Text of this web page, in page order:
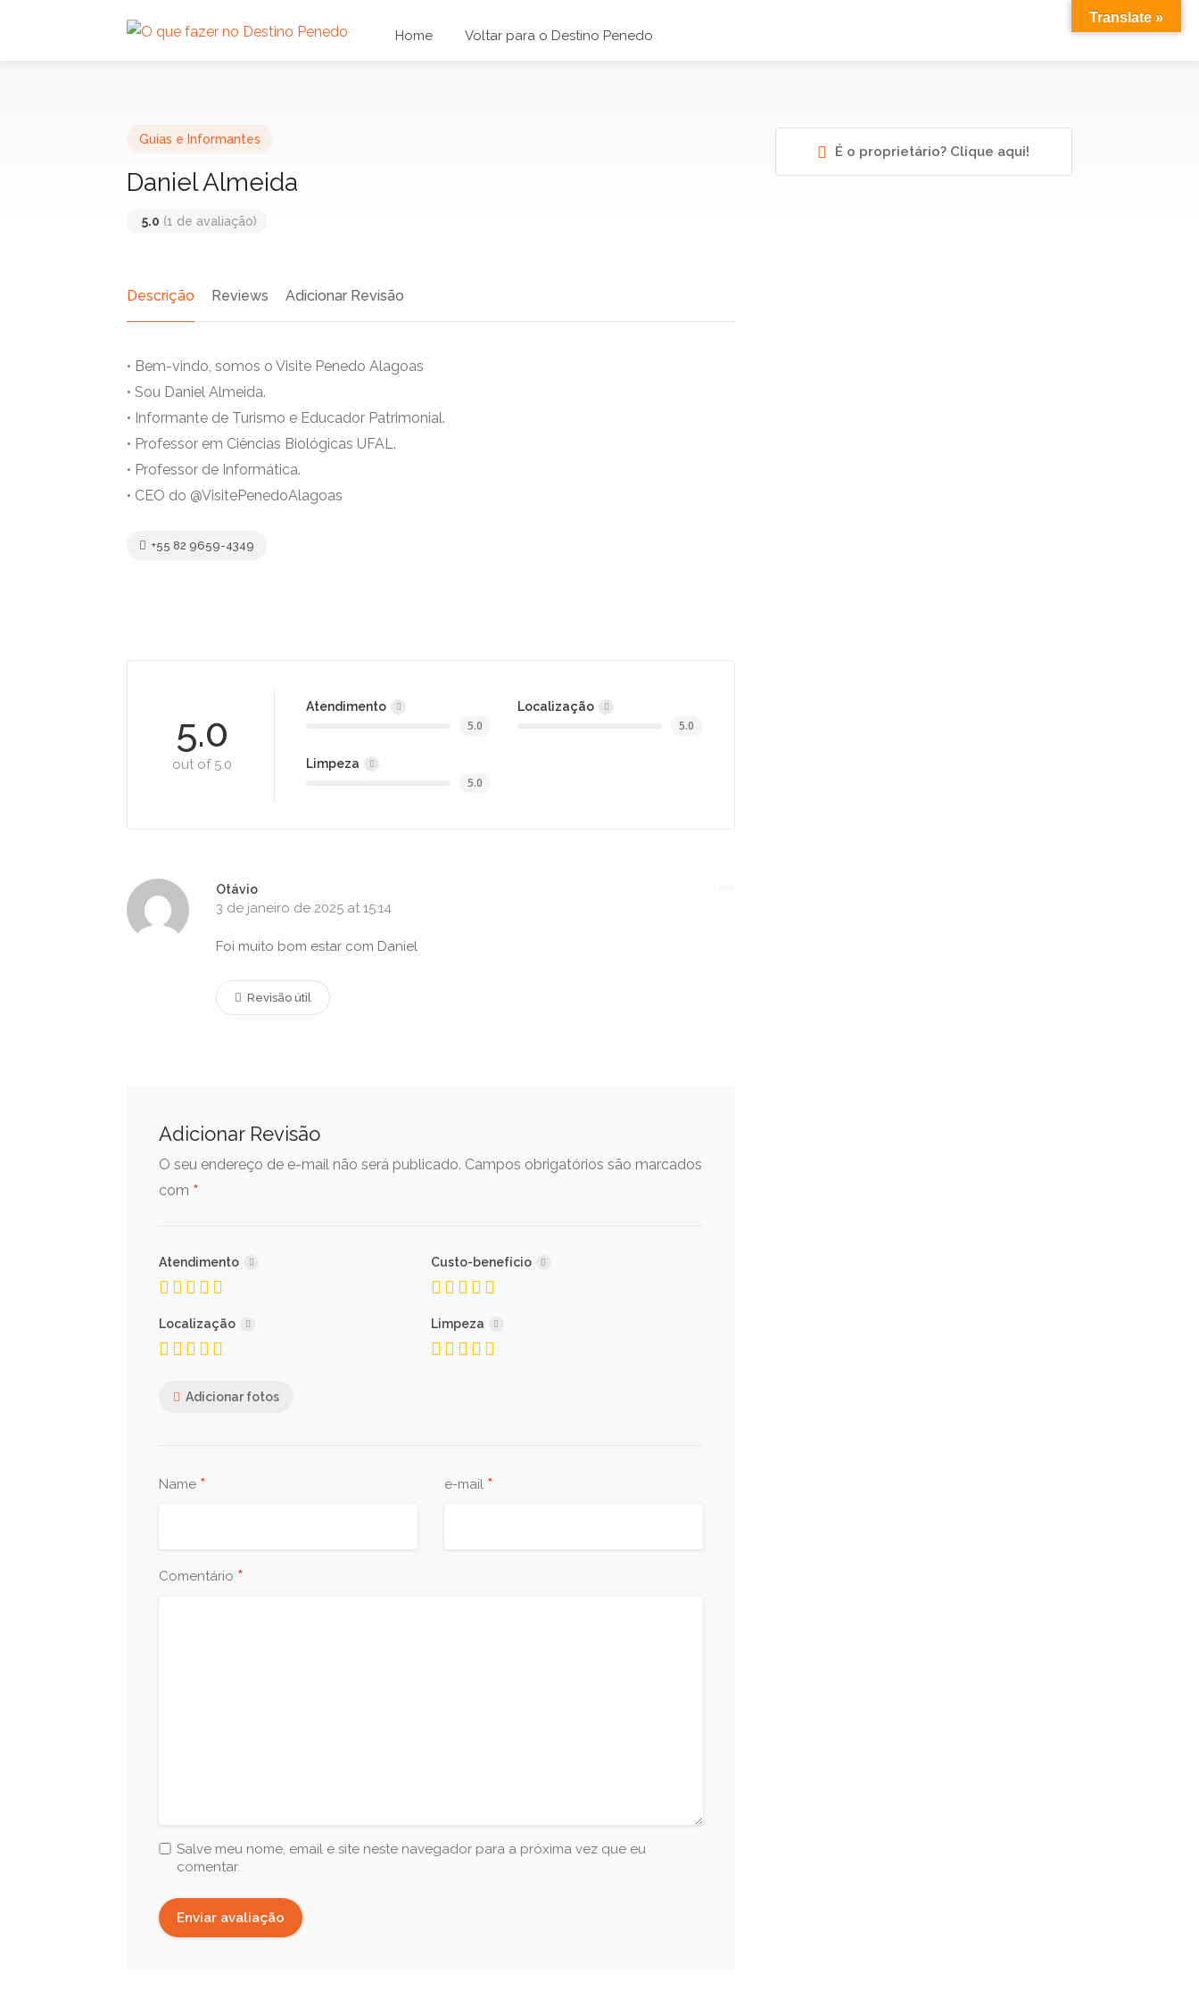
Home Voltar para o Destino Penedo
Guias e Informantes
Daniel Almeida
5.0 (1 de avaliação)
Descrição Reviews Adicionar Revisão
• Bem-vindo, somos o Visite Penedo Alagoas
• Sou Daniel Almeida.
• Informante de Turismo e Educador Patrimonial.
• Professor em Ciências Biológicas UFAL.
• Professor de Informática.
• CEO do @VisitePenedoAlagoas
+55 82 9659-4349
5.0
out of 5.0
Atendimento
5.0
Localização
5.0
Limpeza
5.0
Otávio
3 de janeiro de 2025 at 15:14
Foi muito bom estar com Daniel
Revisão útil
Adicionar Revisão
O seu endereço de e-mail não será publicado. Campos obrigatórios são marcados
com *
Atendimento Custo-benefício
Localização Limpeza
Adicionar fotos
Name * e-mail *
Comentário *
Salve meu nome, email e site neste navegador para a próxima vez que eu
comentar.
É o proprietário? Clique aqui!
Translate »